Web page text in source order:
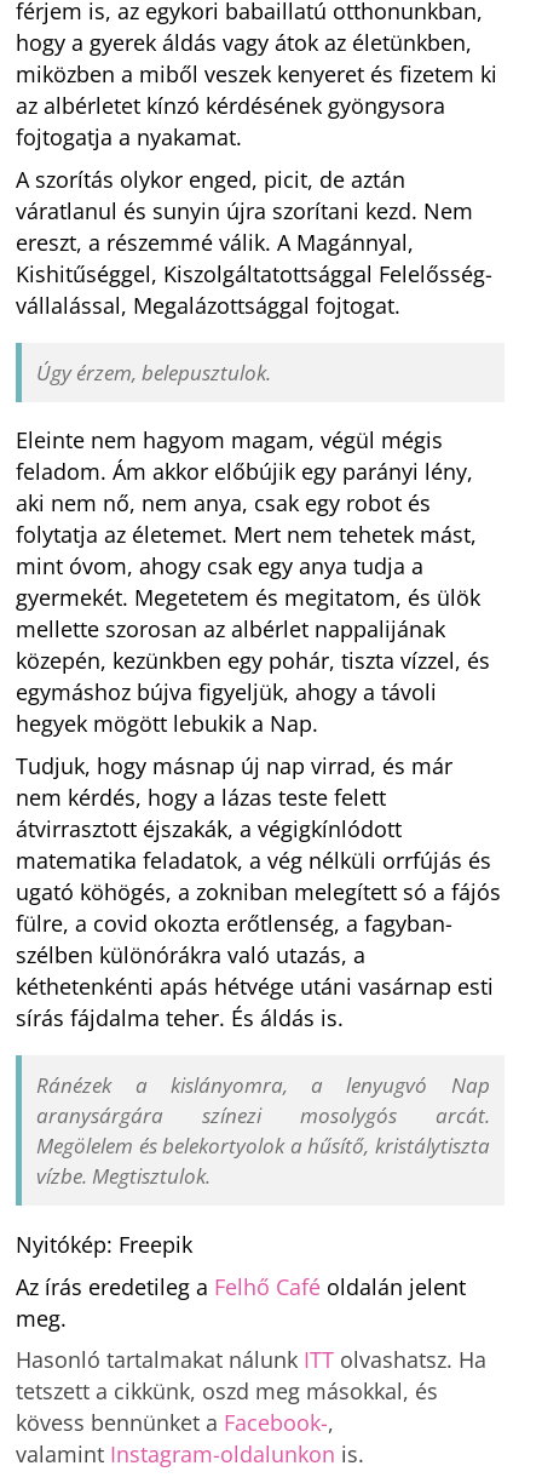
férjem is, az egykori babaillatú otthonunkban,
hogy a gyerek áldás vagy átok az életünkben,
miközben a miből veszek kenyeret és fizetem ki
az albérletet kínzó kérdésének gyöngysora
fojtogatja a nyakamat.
A szorítás olykor enged, picit, de aztán
váratlanul és sunyin újra szorítani kezd. Nem
ereszt, a részemmé válik. A Magánnyal,
Kishitűséggel, Kiszolgáltatottsággal Felelősség-
vállalással, Megalázottsággal fojtogat.
Úgy érzem, belepusztulok.
Eleinte nem hagyom magam, végül mégis
feladom. Ám akkor előbújik egy parányi lény,
aki nem nő, nem anya, csak egy robot és
folytatja az életemet. Mert nem tehetek mást,
mint óvom, ahogy csak egy anya tudja a
gyermekét. Megetetem és megitatom, és ülök
mellette szorosan az albérlet nappalijának
közepén, kezünkben egy pohár, tiszta vízzel, és
egymáshoz bújva figyeljük, ahogy a távoli
hegyek mögött lebukik a Nap.
Tudjuk, hogy másnap új nap virrad, és már
nem kérdés, hogy a lázas teste felett
átvirrasztott éjszakák, a végigkínlódott
matematika feladatok, a vég nélküli orrfújás és
ugató köhögés, a zokniban melegített só a fájós
fülre, a covid okozta erőtlenség, a fagyban-
szélben különórákra való utazás, a
kéthetenkénti apás hétvége utáni vasárnap esti
sírás fájdalma teher. És áldás is.
Ránézek a kislányomra, a lenyugvó Nap
aranysárgára színezi mosolygós arcát.
Megölelem és belekortyolok a hűsítő, kristálytiszta
vízbe. Megtisztulok.
Nyitókép: Freepik
Az írás eredetileg a Felhő Café oldalán jelent
meg.
Hasonló tartalmakat nálunk ITT olvashatsz. Ha
tetszett a cikkünk, oszd meg másokkal, és
kövess bennünket a Facebook-,
valamint Instagram-oldalunkon is.